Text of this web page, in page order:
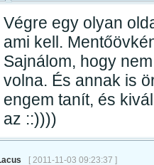
Végre egy olyan
ami kell.
Sajnálom, hogy
volna. És annak is
engem tanít, és
az ::))))
[ 2011-11-03 09:23:37 ]